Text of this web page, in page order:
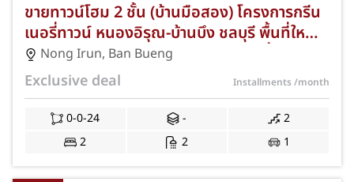
ขายทาวน์โฮม 2 ชั้น (บ้านมือสอง) โครงการกรีน
เนอรี่ทาวน์ หนองอิรุณ-บ้านบึง ชลบุรี พื้นที่ใหญ่
พิเศษ 24.00 ตร.ว. 2 ห้องนอน 2 ห้องน้ำ ทำเลดี
ใกล้ถนนสาย 344 เดินทางสะดวกเชื่อมต่อแหล่ง
งานนิคมอุตสาหกรรม แถมฟรีแอร์และปั๊มน้ำ
พร้อมโปรโมชั่นฟรีค่าธรรมเนียมการโอนและ
จดจำนอง JS-399
Nong Irun, Ban Bueng
Exclusive deal Installments/month
0-0-24 -
2
2
2 1